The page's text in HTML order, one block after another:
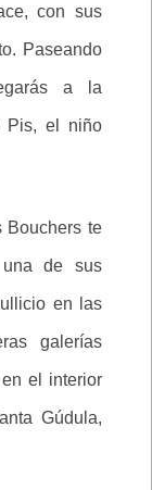
con sus
Paseando
a la
Pis, el niño
Bouchers te
una de sus
en las
galerías
el interior
Gúdula,